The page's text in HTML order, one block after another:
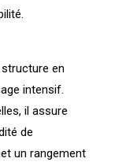
en
intensif.
il assure
de
un rangement